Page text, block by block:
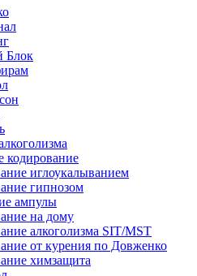
Блок
кодирование
иглоукалыванием
гипнозом
ампулы
на дому
алкоголизма SIT/MST
от курения по Довженко
химзащита